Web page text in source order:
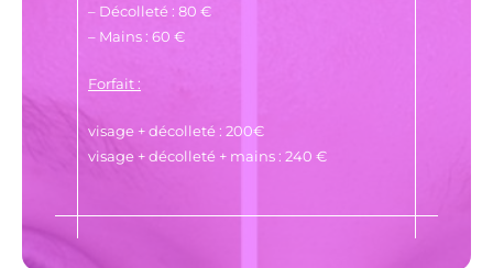
– Décolleté : 80 €
– Mains : 60 €
Forfait :
visage + décolleté : 200€
visage + décolleté + mains : 240 €